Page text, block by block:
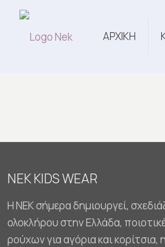
ΑΡΧΙΚΗ
NEK KIDS WEAR
Η NEK σήμερα δημιουργεί,
ολοκλήρου στην Ελλάδα,
ρούχων για αγόρια και κορίτσια,